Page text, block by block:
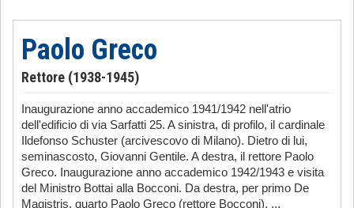
Paolo Greco
Rettore (1938-1945)
Inaugurazione anno accademico 1941/1942 nell'atrio
dell'edificio di via Sarfatti 25. A sinistra, di profilo, il cardinale
Ildefonso Schuster (arcivescovo di Milano). Dietro di lui,
seminascosto, Giovanni Gentile. A destra, il rettore Paolo
Greco. Inaugurazione anno accademico 1942/1943 e visita
del Ministro Bottai alla Bocconi. Da destra, per primo De
Magistris, quarto Paolo Greco (rettore Bocconi), ...